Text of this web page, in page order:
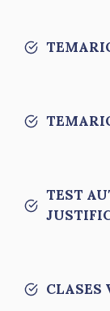
TEST
CLASES